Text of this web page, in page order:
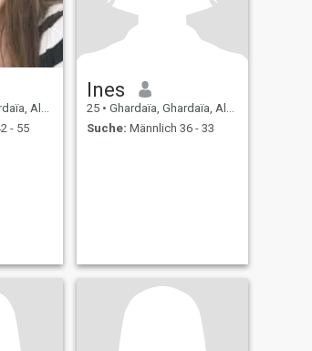
Algerien
- 55
Ines
25 • Ghardaïa, Ghardaïa, Algerien
Suche: Männlich 36 - 33